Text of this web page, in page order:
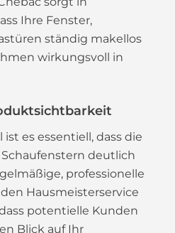
Ihre Fenster,
ständig makellos
wirkungsvoll in
es essentiell, dass die
deutlich
professionelle
Hausmeisterservice
potentielle Kunden
Blick auf Ihr